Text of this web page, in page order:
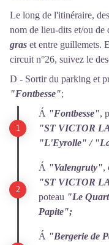
Le long de l'itinéraire,
nom de lieu-dits et/ou de
gras et entre guillemets.
circuit n°26, suivez le
D - Sortir du parking et
"Fontbesse";
Á "Fontbesse",
"ST VICTOR
"L'Eyrolle" /
Á "Valengruty",
"ST VICTOR
poteau "Le
Papite";
Á "Bergerie de